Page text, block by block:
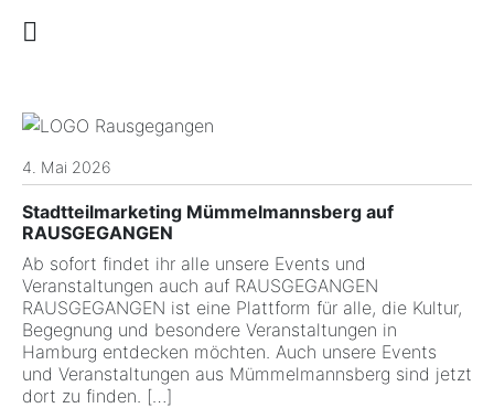
4. Mai 2026
Stadtteilmarketing Mümmelmannsberg auf
RAUSGEGANGEN
Ab sofort findet ihr alle unsere Events und
Veranstaltungen auch auf RAUSGEGANGEN
RAUSGEGANGEN ist eine Plattform für alle, die Kultur,
Begegnung und besondere Veranstaltungen in
Hamburg entdecken möchten. Auch unsere Events
und Veranstaltungen aus Mümmelmannsberg sind jetzt
dort zu finden. […]